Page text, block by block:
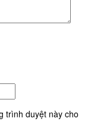
trình duyệt này cho